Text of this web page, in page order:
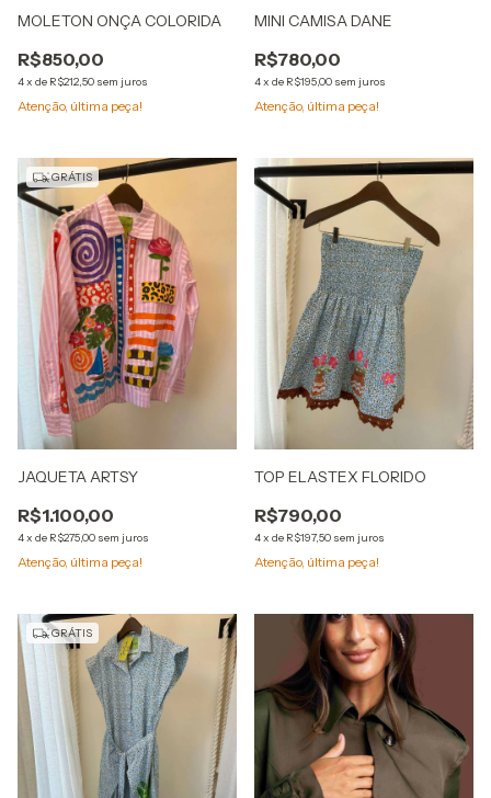
MOLETON ONÇA COLORIDA
R$850,00
4x de R$212,50 sem juros
Atenção, última peça!
MINI CAMISA DANE
R$780,00
4x de R$195,00 sem juros
Atenção, última peça!
GRÁTIS
JAQUETA ARTSY
R$1.100,00
4x de R$275,00 sem juros
Atenção, última peça!
TOP ELASTEX FLORIDO
R$790,00
4x de R$197,50 sem juros
Atenção, última peça!
GRÁTIS